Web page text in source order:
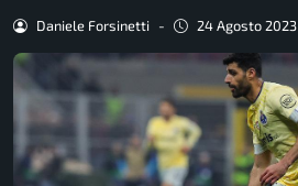
Daniele Forsinetti - 24 Agosto 2023